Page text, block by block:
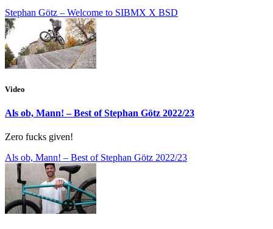
Stephan Götz – Welcome to SIBMX X BSD
Video
Als ob, Mann! – Best of Stephan Götz 2022/23
Zero fucks given!
Als ob, Mann! – Best of Stephan Götz 2022/23